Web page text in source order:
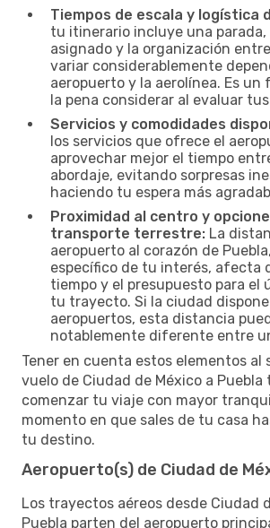
Tiempos de escala y logística
tu itinerario incluye una parada,
asignado y la organización
variar considerablemente
aeropuerto y la aerolínea. Es
la pena considerar al evaluar
Servicios y comodidades
los servicios que ofrece el
aprovechar mejor el tiempo
abordaje, evitando sorpresas
haciendo tu espera más
Proximidad al centro y
transporte terrestre: La
aeropuerto al corazón de
específico de tu interés, afecta
tiempo y el presupuesto para el
tu trayecto. Si la ciudad
aeropuertos, esta distancia
notablemente diferente entre
Tener en cuenta estos elementos al
vuelo de Ciudad de México a Puebla
comenzar tu viaje con mayor
momento en que sales de tu casa
tu destino.
Aeropuerto(s) de Ciudad de
Los trayectos aéreos desde Ciudad
Puebla parten del aeropuerto